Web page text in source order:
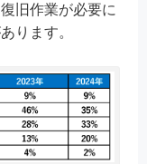
旧作業が必要に
ります。